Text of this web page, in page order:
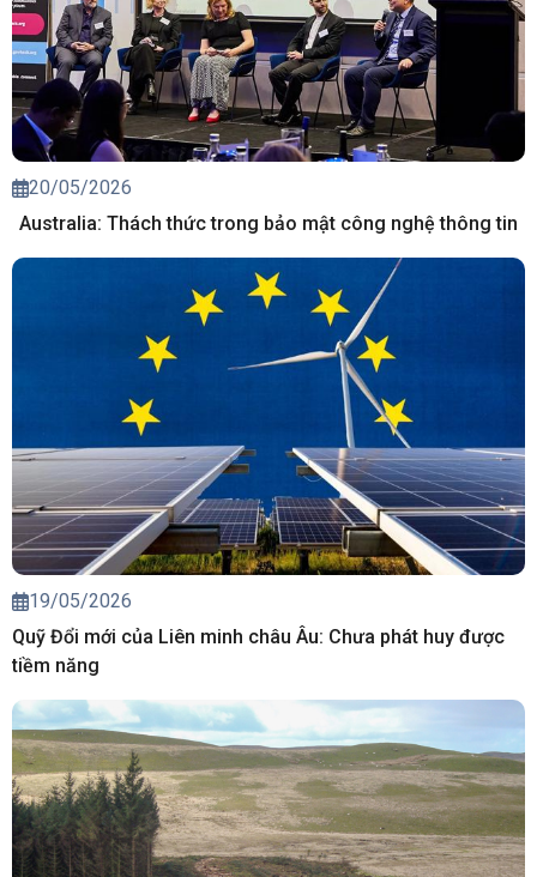
20/05/2026
Australia: Thách thức trong bảo mật công nghệ thông tin
19/05/2026
Quỹ Đổi mới của Liên minh châu Âu: Chưa phát huy được
tiềm năng